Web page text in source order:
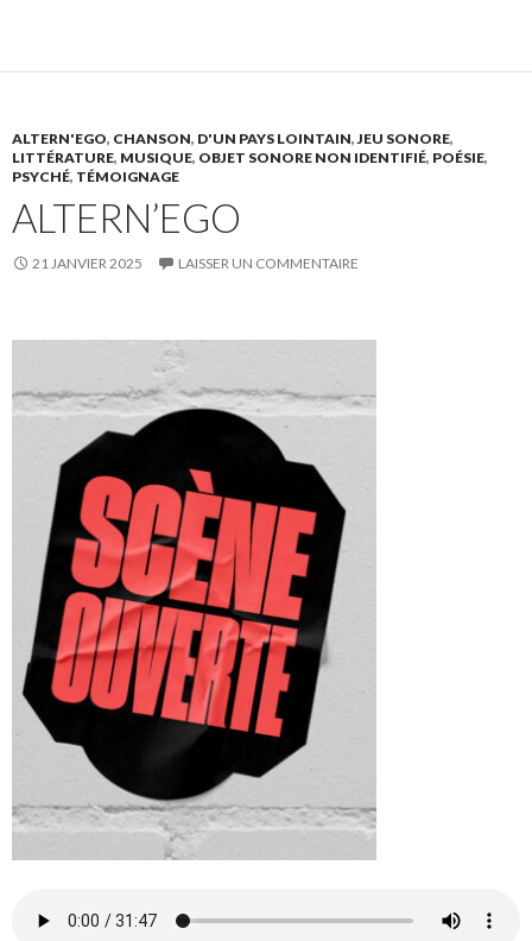
ALTERN'EGO, CHANSON, D'UN PAYS LOINTAIN,JEU SONORE,
LITTÉRATURE, MUSIQUE, OBJET SONORE NON IDENTIFIÉ, POÉSIE,
PSYCHÉ, TÉMOIGNAGE
ALTERN’EGO
21 JANVIER 2025 LAISSER UN COMMENTAIRE